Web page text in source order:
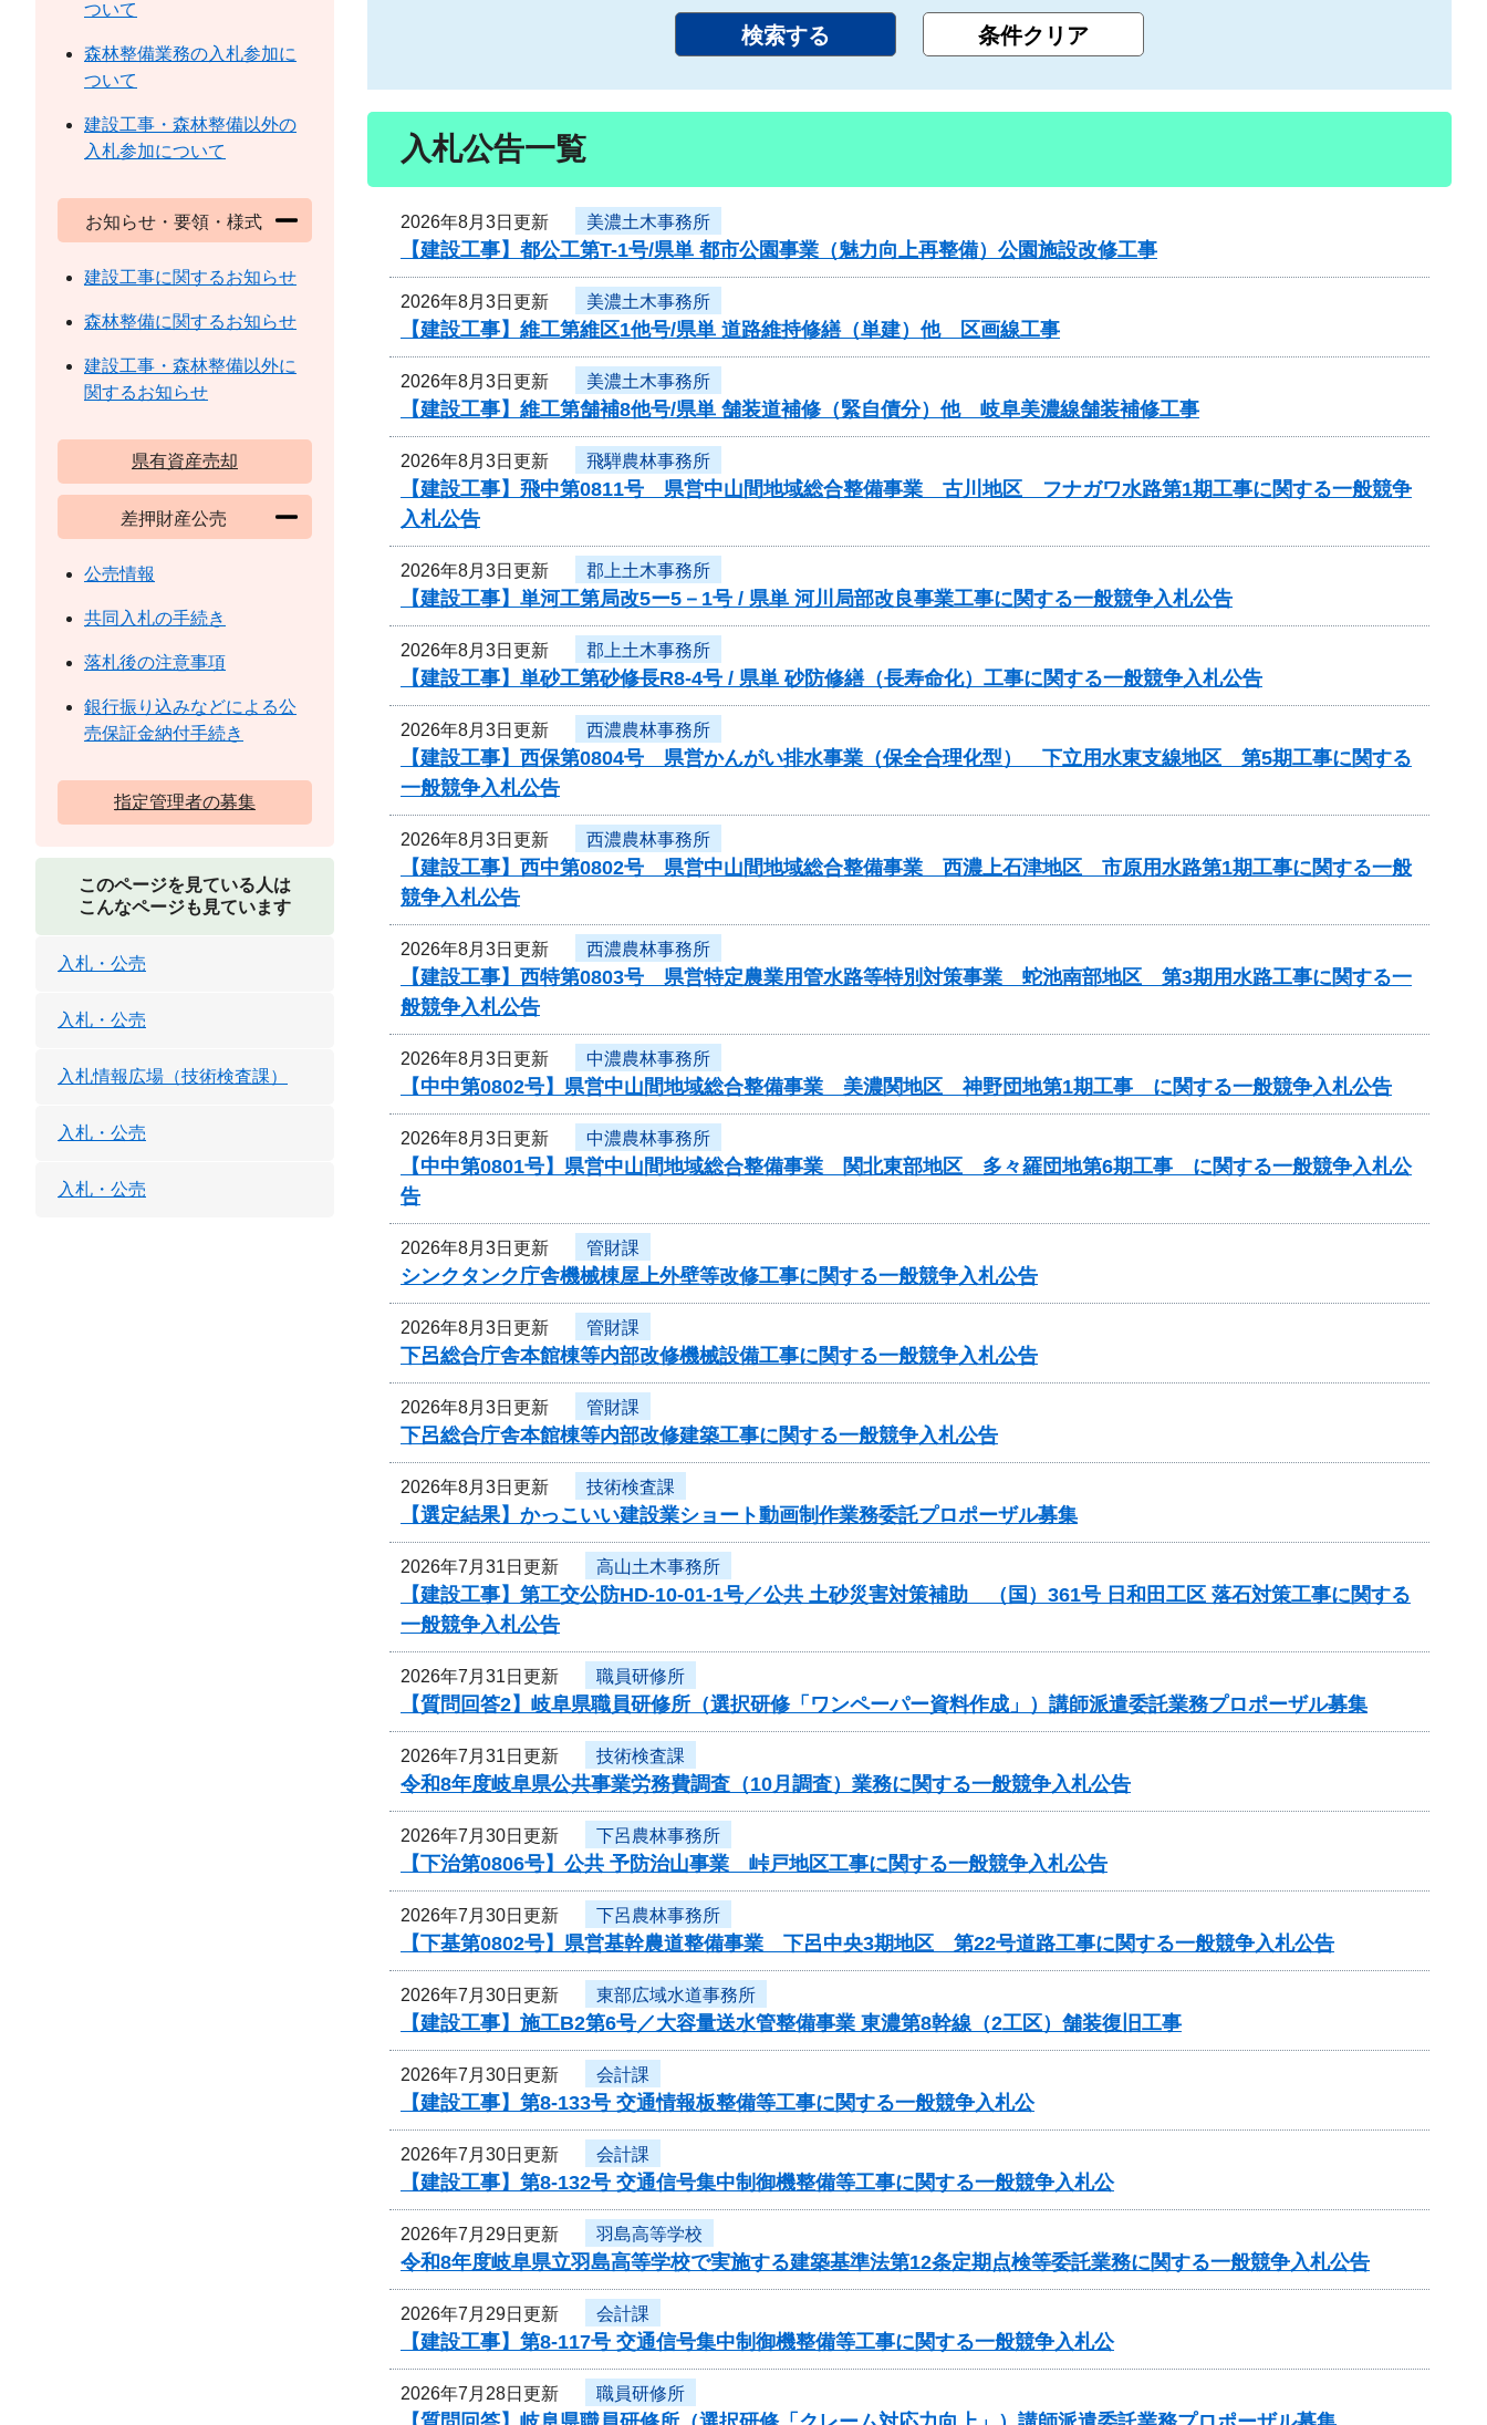
入札公告一覧
2026年8月3日更新 美濃土木事務所
【建設工事】都公工第T-1号/県単 都市公園事業（魅力向上再整備）公園施設改修工事
2026年8月3日更新 美濃土木事務所
【建設工事】維工第維区1他号/県単 道路維持修繕（単建）他 区画線工事
2026年8月3日更新 美濃土木事務所
【建設工事】維工第舗補8他号/県単 舗装道補修（緊自債分）他 岐阜美濃線舗装補修工事
2026年8月3日更新 飛騨農林事務所
【建設工事】飛中第0811号 県営中山間地域総合整備事業 古川地区 フナガワ水路第1期工事に関する一般競争
入札公告
2026年8月3日更新 郡上土木事務所
【建設工事】単河工第局改5ー5－1号 / 県単 河川局部改良事業工事に関する一般競争入札公告
2026年8月3日更新 郡上土木事務所
【建設工事】単砂工第砂修長R8-4号 / 県単 砂防修繕（長寿命化）工事に関する一般競争入札公告
2026年8月3日更新 西濃農林事務所
【建設工事】西保第0804号 県営かんがい排水事業（保全合理化型） 下立用水東支線地区 第5期工事に関する
一般競争入札公告
2026年8月3日更新 西濃農林事務所
【建設工事】西中第0802号 県営中山間地域総合整備事業 西濃上石津地区 市原用水路第1期工事に関する一般
競争入札公告
2026年8月3日更新 西濃農林事務所
【建設工事】西特第0803号 県営特定農業用管水路等特別対策事業 蛇池南部地区 第3期用水路工事に関する一
般競争入札公告
2026年8月3日更新 中濃農林事務所
【中中第0802号】県営中山間地域総合整備事業 美濃関地区 神野団地第1期工事 に関する一般競争入札公告
2026年8月3日更新 中濃農林事務所
【中中第0801号】県営中山間地域総合整備事業 関北東部地区 多々羅団地第6期工事 に関する一般競争入札公
告
2026年8月3日更新 管財課
シンクタンク庁舎機械棟屋上外壁等改修工事に関する一般競争入札公告
2026年8月3日更新 管財課
下呂総合庁舎本館棟等内部改修機械設備工事に関する一般競争入札公告
2026年8月3日更新 管財課
下呂総合庁舎本館棟等内部改修建築工事に関する一般競争入札公告
2026年8月3日更新 技術検査課
【選定結果】かっこいい建設業ショート動画制作業務委託プロポーザル募集
2026年7月31日更新 高山土木事務所
【建設工事】第工交公防HD-10-01-1号／公共 土砂災害対策補助 （国）361号 日和田工区 落石対策工事に関する
一般競争入札公告
2026年7月31日更新 職員研修所
【質問回答2】岐阜県職員研修所（選択研修「ワンペーパー資料作成」）講師派遣委託業務プロポーザル募集
2026年7月31日更新 技術検査課
令和8年度岐阜県公共事業労務費調査（10月調査）業務に関する一般競争入札公告
2026年7月30日更新 下呂農林事務所
【下治第0806号】公共 予防治山事業 峠戸地区工事に関する一般競争入札公告
2026年7月30日更新 下呂農林事務所
【下基第0802号】県営基幹農道整備事業 下呂中央3期地区 第22号道路工事に関する一般競争入札公告
2026年7月30日更新 東部広域水道事務所
【建設工事】施工B2第6号／大容量送水管整備事業 東濃第8幹線（2工区）舗装復旧工事
2026年7月30日更新 会計課
【建設工事】第8-133号 交通情報板整備等工事に関する一般競争入札公
2026年7月30日更新 会計課
【建設工事】第8-132号 交通信号集中制御機整備等工事に関する一般競争入札公
2026年7月29日更新 羽島高等学校
令和8年度岐阜県立羽島高等学校で実施する建築基準法第12条定期点検等委託業務に関する一般競争入札公告
2026年7月29日更新 会計課
【建設工事】第8-117号 交通信号集中制御機整備等工事に関する一般競争入札公
2026年7月28日更新 職員研修所
ついて
森林整備業務の入札参加に
ついて
建設工事・森林整備以外の
入札参加について
お知らせ・要領・様式
建設工事に関するお知らせ
森林整備に関するお知らせ
建設工事・森林整備以外に
関するお知らせ
県有資産売却
差押財産公売
公売情報
共同入札の手続き
落札後の注意事項
銀行振り込みなどによる公
売保証金納付手続き
指定管理者の募集
このページを見ている人は
こんなページも見ています
入札・公売
入札・公売
入札情報広場（技術検査課）
入札・公売
入札・公売